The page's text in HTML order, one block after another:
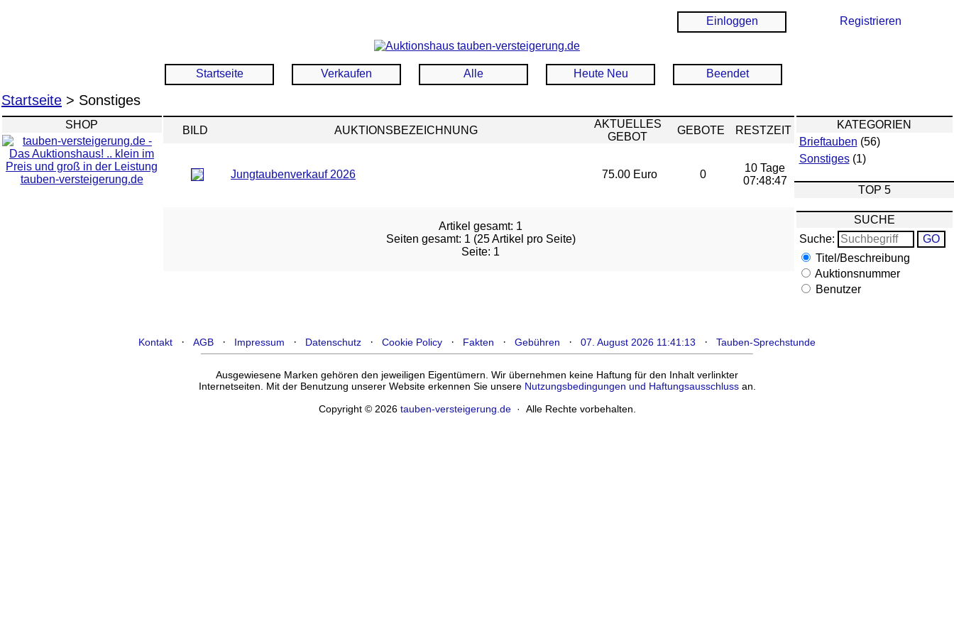
Einloggen Registrieren
Startseite Verkaufen Alle Heute Neu Beendet
Startseite > Sonstiges
SHOP
tauben-versteigerung.de
BILD AUKTIONSBEZEICHNUNG
AKTUELLES
GEBOT
GEBOTE RESTZEIT
Jungtaubenverkauf 2026 75.00 Euro 0
10 Tage
07:48:47
Artikel gesamt: 1
Seiten gesamt: 1 (25 Artikel pro Seite)
Seite: 1
KATEGORIEN
Brieftauben (56)
Sonstiges (1)
TOP 5
SUCHE
Suche:
Titel/Beschreibung
Auktionsnummer
Benutzer
Kontakt · AGB · Impressum · Datenschutz · Cookie Policy · Fakten · Gebühren · 07. August 2026 11:41:13 · Tauben-Sprechstunde
Ausgewiesene Marken gehören den jeweiligen Eigentümern. Wir übernehmen keine Haftung für den Inhalt verlinkter
Internetseiten. Mit der Benutzung unserer Website erkennen Sie unsere Nutzungsbedingungen und Haftungsausschlussan.
Copyright © 2026 tauben-versteigerung.de· Alle Rechte vorbehalten.